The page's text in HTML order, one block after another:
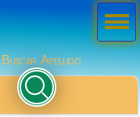
Buscar Apellido
Men
ú